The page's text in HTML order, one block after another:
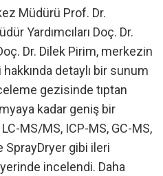
Müdürü Prof. Dr.
Yardımcıları Doç. Dr.
Dr. Dilek Pirim, merkezin
detaylı bir sunum
gezisinde tıptan
kadar geniş bir
MS/MS, ICP-MS, GC-MS,
SprayDryer gibi ileri
incelendi. Daha